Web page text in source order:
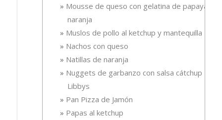
Mousse de queso con gelatina de papaya-
naranja
Muslos de pollo al ketchup y mantequilla
Nachos con queso
Natillas de naranja
Nuggets de garbanzo con salsa cátchup
Libbys
Pan Pizza de Jamón
Papas al ketchup